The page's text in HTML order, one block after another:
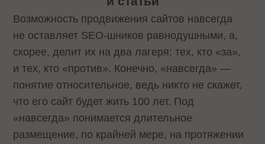
Возможность продвижения сайтов навсегда
не оставляет SEO-шников равнодушными, а,
скорее, делит их на два лагеря: тех, кто «за»,
и тех, кто «против». Конечно, «навсегда» —
понятие относительное, ведь никто не скажет,
что его сайт будет жить 100 лет. Под
«навсегда» понимается длительное
размещение, по крайней мере, на протяжении